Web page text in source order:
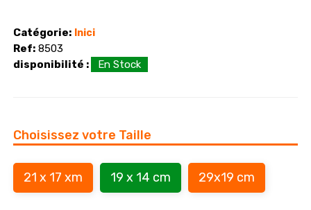
Catégorie: Inici
Ref: 8503
disponibilité :
En Stock
Choisissez votre Taille
21 x 17 xm 19 x 14 cm 29x19 cm